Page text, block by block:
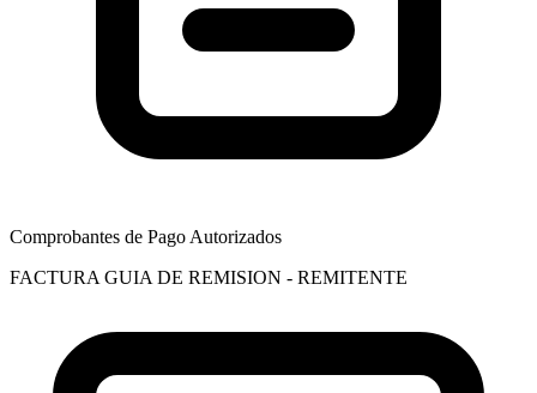
Comprobantes de Pago Autorizados
FACTURA GUIA DE REMISION - REMITENTE